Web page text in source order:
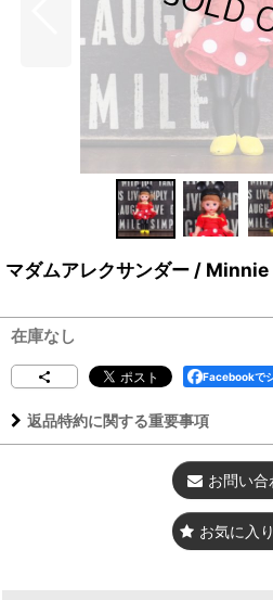
マダムアレクサンダー /
在庫なし
Facebookで
返品特約に関する重要事項
お問い合
お気に入